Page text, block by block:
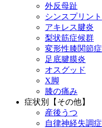
外反母趾
シンスプリント
アキレス腱炎
梨状筋症候群
変形性膝関節症
足底腱膜炎
オスグッド
X脚
膝の痛み
症状別【その他】
産後うつ
自律神経失調症